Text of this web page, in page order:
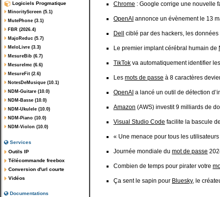
Logiciels Progmatique
MinorityScreen (5.1)
MutePhone (3.1)
FBR (2026.4)
MajoReduc (5.7)
MeloLivre (3.3)
MesureBib (6.7)
MesureImc (6.6)
MesureFit (2.6)
NotesDeMusique (10.1)
NDM-Guitare (10.0)
NDM-Basse (10.0)
NDM-Ukulele (10.0)
NDM-Piano (10.0)
NDM-Violon (10.0)
Services
Outils IP
Télécommande freebox
Conversion d'url courte
Vidéos
Documentations
Chrome : Google corrige une nouvelle
OpenAI annonce un évènement le 13
Dell ciblé par des hackers, les
Le premier implant cérébral humain de
TikTok va automatiquement identifier
Les mots de passe à 8 caractères
OpenAI a lancé un outil de détection
Amazon (AWS) investit 9 milliards de
Visual Studio Code facilite la bascule
« Une menace pour tous les utilisateurs
Journée mondiale du mot de passe
Combien de temps pour pirater votre
Ça sent le sapin pour Bluesky, le